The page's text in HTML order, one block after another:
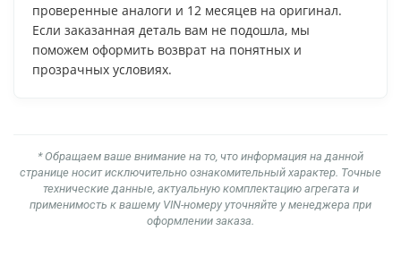
проверенные аналоги и 12 месяцев на оригинал.
Если заказанная деталь вам не подошла, мы
поможем оформить возврат на понятных и
прозрачных условиях.
* Обращаем ваше внимание на то, что информация на данной
странице носит исключительно ознакомительный характер. Точные
технические данные, актуальную комплектацию агрегата и
применимость к вашему VIN-номеру уточняйте у менеджера при
оформлении заказа.